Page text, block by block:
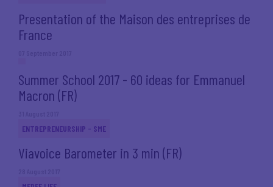
Presentation of the Maison des entreprises de
France
Summer School 2017 - 60 ideas for Emmanuel
Macron (FR)
ENTREPRENEURSHIP - SME
Viavoice Barometer in 3 min (FR)